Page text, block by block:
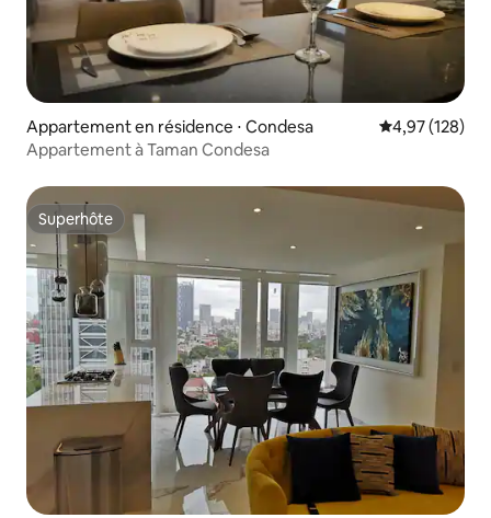
Appartement en résidence ⋅ Condesa Évaluation
4,97 (128)
Appartement à Taman Condesa
Superhôte
Superhôte